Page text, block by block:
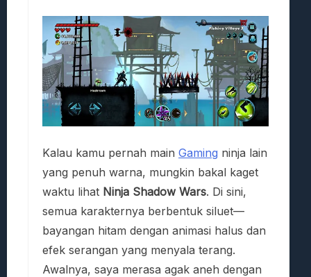
Kalau kamu pernah main Gaming ninja lain
yang penuh warna, mungkin bakal kaget
waktu lihat Ninja Shadow Wars. Di sini,
semua karakternya berbentuk siluet—
bayangan hitam dengan animasi halus dan
efek serangan yang menyala terang.
Awalnya, saya merasa agak aneh dengan